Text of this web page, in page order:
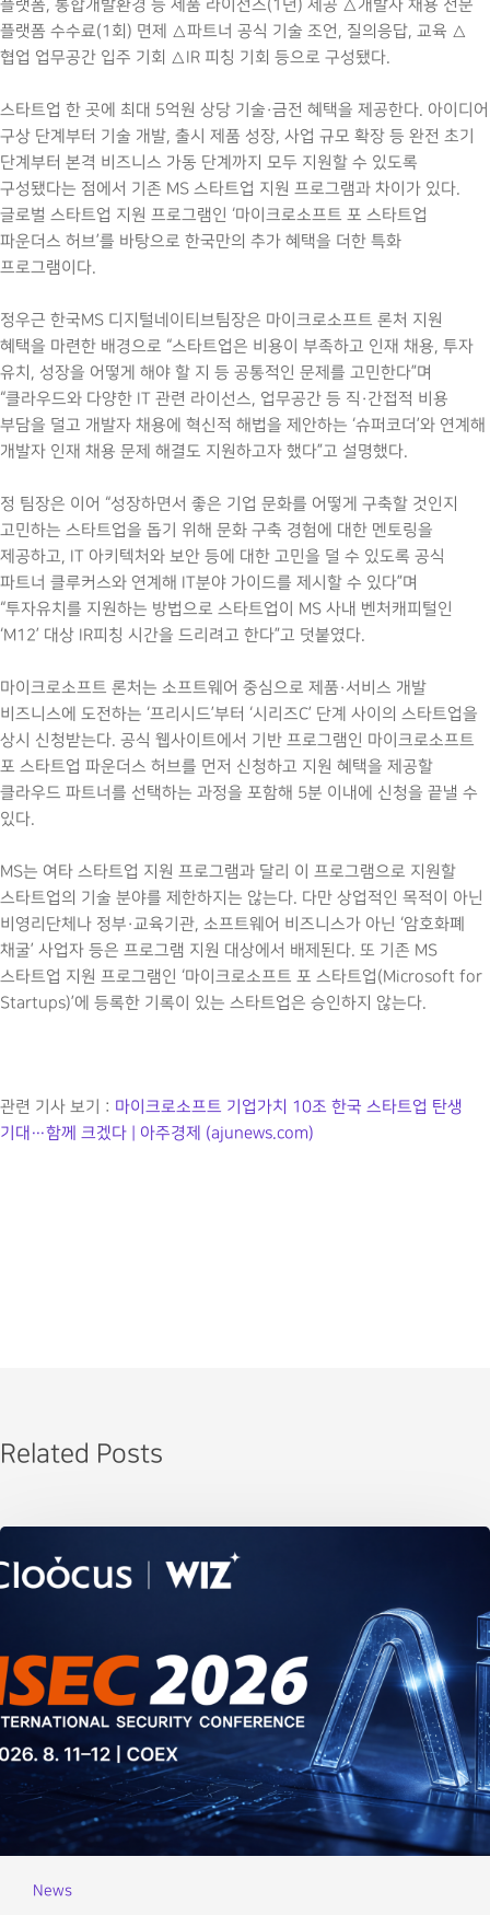
플랫폼, 통합개발환경 등 제품 라이선스(1년) 제공 △개발자 채용 전문
플랫폼 수수료(1회) 면제 △파트너 공식 기술 조언, 질의응답, 교육 △
협업 업무공간 입주 기회 △IR 피칭 기회 등으로 구성됐다.
스타트업 한 곳에 최대 5억원 상당 기술·금전 혜택을 제공한다. 아이디어
구상 단계부터 기술 개발, 출시 제품 성장, 사업 규모 확장 등 완전 초기
단계부터 본격 비즈니스 가동 단계까지 모두 지원할 수 있도록
구성됐다는 점에서 기존 MS 스타트업 지원 프로그램과 차이가 있다.
글로벌 스타트업 지원 프로그램인 ‘마이크로소프트 포 스타트업
파운더스 허브’를 바탕으로 한국만의 추가 혜택을 더한 특화
프로그램이다.
정우근 한국MS 디지털네이티브팀장은 마이크로소프트 론처 지원
혜택을 마련한 배경으로 “스타트업은 비용이 부족하고 인재 채용, 투자
유치, 성장을 어떻게 해야 할 지 등 공통적인 문제를 고민한다”며
“클라우드와 다양한 IT 관련 라이선스, 업무공간 등 직·간접적 비용
부담을 덜고 개발자 채용에 혁신적 해법을 제안하는 ‘슈퍼코더’와 연계해
개발자 인재 채용 문제 해결도 지원하고자 했다”고 설명했다.
정 팀장은 이어 “성장하면서 좋은 기업 문화를 어떻게 구축할 것인지
고민하는 스타트업을 돕기 위해 문화 구축 경험에 대한 멘토링을
제공하고, IT 아키텍처와 보안 등에 대한 고민을 덜 수 있도록 공식
파트너 클루커스와 연계해 IT분야 가이드를 제시할 수 있다”며
“투자유치를 지원하는 방법으로 스타트업이 MS 사내 벤처캐피털인
‘M12’ 대상 IR피칭 시간을 드리려고 한다”고 덧붙였다.
마이크로소프트 론처는 소프트웨어 중심으로 제품·서비스 개발
비즈니스에 도전하는 ‘프리시드’부터 ‘시리즈C’ 단계 사이의 스타트업을
상시 신청받는다. 공식 웹사이트에서 기반 프로그램인 마이크로소프트
포 스타트업 파운더스 허브를 먼저 신청하고 지원 혜택을 제공할
클라우드 파트너를 선택하는 과정을 포함해 5분 이내에 신청을 끝낼 수
있다.
MS는 여타 스타트업 지원 프로그램과 달리 이 프로그램으로 지원할
스타트업의 기술 분야를 제한하지는 않는다. 다만 상업적인 목적이 아닌
비영리단체나 정부·교육기관, 소프트웨어 비즈니스가 아닌 ‘암호화폐
채굴’ 사업자 등은 프로그램 지원 대상에서 배제된다. 또 기존 MS
스타트업 지원 프로그램인 ‘마이크로소프트 포 스타트업(Microsoft for
Startups)’에 등록한 기록이 있는 스타트업은 승인하지 않는다.
관련 기사 보기 : 마이크로소프트 기업가치 10조 한국 스타트업 탄생
기대…함께 크겠다 | 아주경제 (ajunews.com)
Related Posts
News